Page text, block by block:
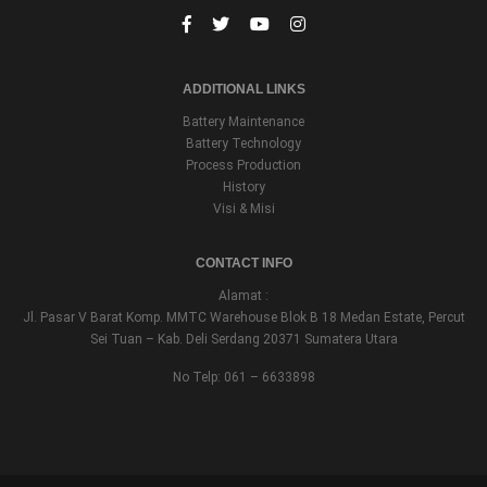
ADDITIONAL LINKS
Battery Maintenance
Battery Technology
Process Production
History
Visi & Misi
CONTACT INFO
Alamat :
Jl. Pasar V Barat Komp. MMTC Warehouse Blok B 18 Medan Estate, Percut
Sei Tuan – Kab. Deli Serdang 20371 Sumatera Utara
No Telp: 061 – 6633898